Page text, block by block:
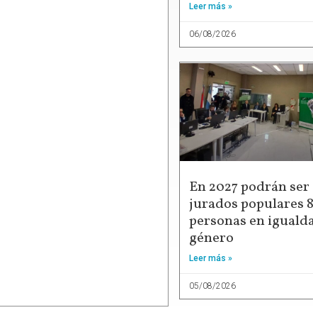
Leer más »
06/08/2026
En 2027 podrán ser
jurados populares
personas en
género
Leer más »
05/08/2026